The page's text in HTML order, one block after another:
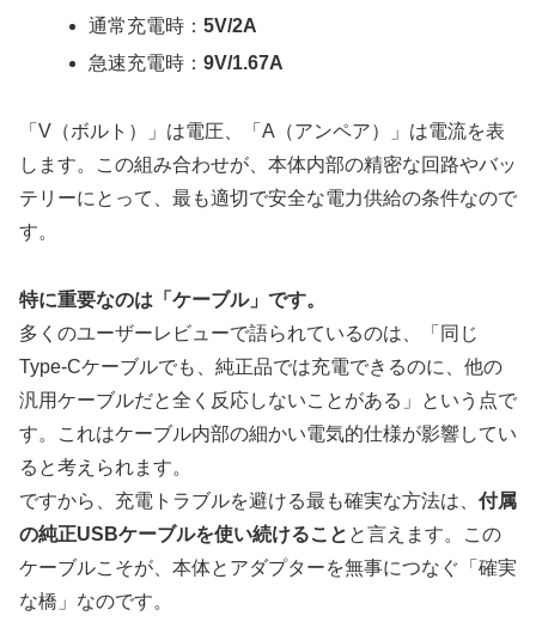
通常充電時：5V/2A
急速充電時：9V/1.67A
「V（ボルト）」は電圧、「A（アンペア）」は電流を表
します。この組み合わせが、本体内部の精密な回路やバッ
テリーにとって、最も適切で安全な電力供給の条件なので
す。
特に重要なのは「ケーブル」です。
多くのユーザーレビューで語られているのは、「同じ
Type-Cケーブルでも、純正品では充電できるのに、他の
汎用ケーブルだと全く反応しないことがある」という点で
す。これはケーブル内部の細かい電気的仕様が影響してい
ると考えられます。
ですから、充電トラブルを避ける最も確実な方法は、 付属
の純正USBケーブルを使い続けること と言えます。この
ケーブルこそが、本体とアダプターを無事につなぐ「確実
な橋」なのです。